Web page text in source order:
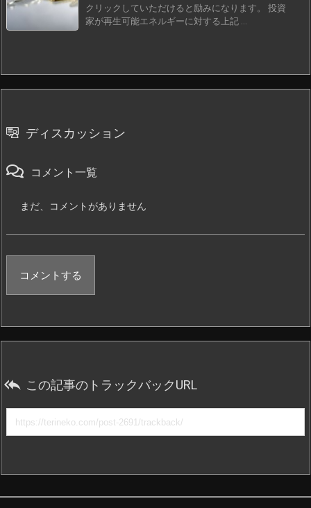
クリックしていただけると励みになります。 投資
家が再生可能エネルギーに対する上記 ...
ディスカッション
コメント一覧
まだ、コメントがありません
コメントする
 この記事のトラックバックURL